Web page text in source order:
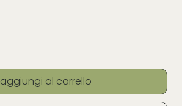
aggiungi al carrello